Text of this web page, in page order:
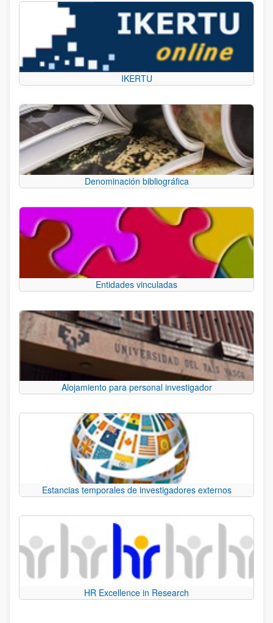
IKERTU
Denominación bibliográfica
Entidades vinculadas
Alojamiento para personal investigador
Estancias temporales de investigadores externos
HR Excellence in Research